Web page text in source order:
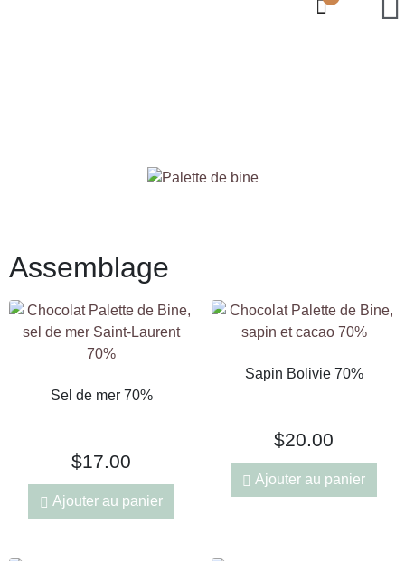
Assemblage
Sel de mer 70%
$17.00
Ajouter au panier
Sapin Bolivie 70%
$20.00
Ajouter au panier